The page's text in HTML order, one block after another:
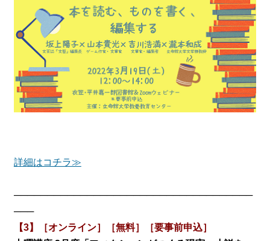
詳細はコチラ≫
────────────────────────────────────
───
【3】［オンライン］［無料］［要事前申込］